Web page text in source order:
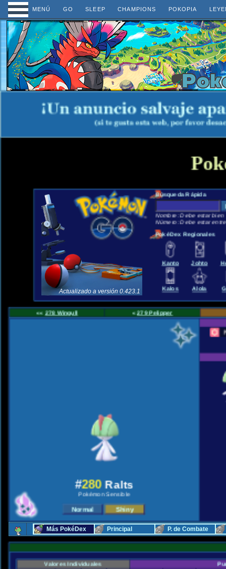
MENÚ GO SLEEP CHAMPIONS POKOPIA
Actualizado a versión 0.423.1
Búsqueda Rápida
Nombre: Debe estar bien
Número: Debe estar
PokéDex Regionales
Kanto Johto
Kalos Alola
«« 278 Wingull «279 Pelipper
#280 Ralts
Pokémon Sensible
Más PokéDex Principal P. de Combate
Valores Individuales